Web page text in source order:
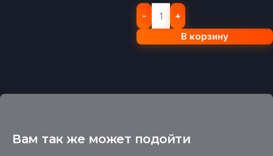
В корзину
Вам так же может подойти